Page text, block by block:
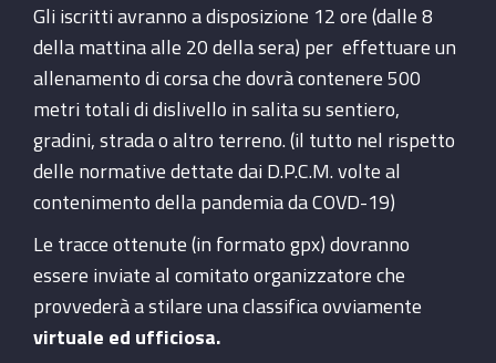
Gli iscritti avranno a disposizione 12 ore (dalle 8
della mattina alle 20 della sera) per effettuare un
allenamento di corsa che dovrà contenere 500
metri totali di dislivello in salita su sentiero,
gradini, strada o altro terreno. (il tutto nel rispetto
delle normative dettate dai D.P.C.M. volte al
contenimento della pandemia da COVD-19)
Le tracce ottenute (in formato gpx) dovranno
essere inviate al comitato organizzatore che
provvederà a stilare una classifica ovviamente
virtuale ed ufficiosa.